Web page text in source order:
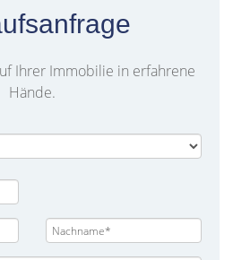
Ihrer Immobilie in erfahrene
Hände.